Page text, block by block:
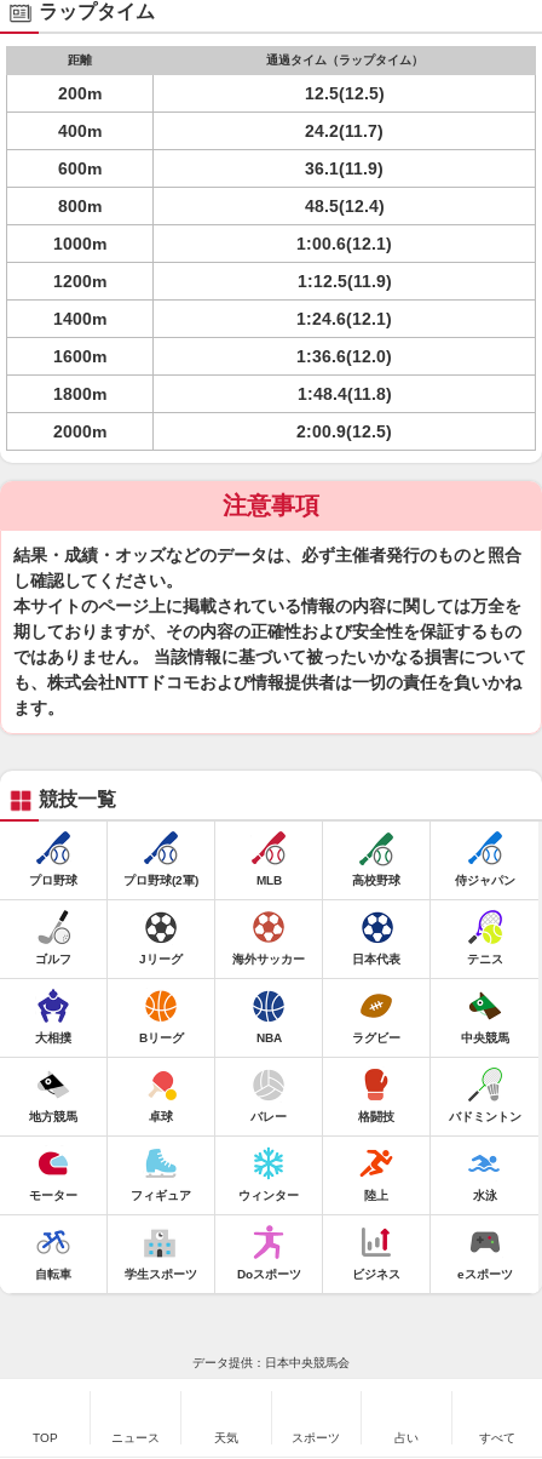
ラップタイム
距離 通過タイム（ラップタイム）
200m
12.5(12.5)
400m
24.2(11.7)
600m
36.1(11.9)
800m
48.5(12.4)
1000m
1:00.6(12.1)
1200m
1:12.5(11.9)
1400m
1:24.6(12.1)
1600m
1:36.6(12.0)
1800m
1:48.4(11.8)
2000m
2:00.9(12.5)
注意事項
結果・成績・オッズなどのデータは、必ず主催者発行のものと照合
し確認してください。
本サイトのページ上に掲載されている情報の内容に関しては万全を
期しておりますが、その内容の正確性および安全性を保証するもの
ではありません。 当該情報に基づいて被ったいかなる損害について
も、株式会社NTTドコモおよび情報提供者は一切の責任を負いかね
ます。
競技一覧
プロ野球 プロ野球(2軍) MLB 高校野球 侍ジャパン
ゴルフ Jリーグ 海外サッカー 日本代表 テニス
大相撲 Bリーグ NBA ラグビー 中央競馬
地方競馬 卓球 バレー 格闘技 バドミントン
モーター フィギュア ウィンター 陸上 水泳
自転車 学生スポーツ Doスポーツ ビジネス eスポーツ
データ提供：日本中央競馬会
TOP ニュース 天気 スポーツ 占い すべて